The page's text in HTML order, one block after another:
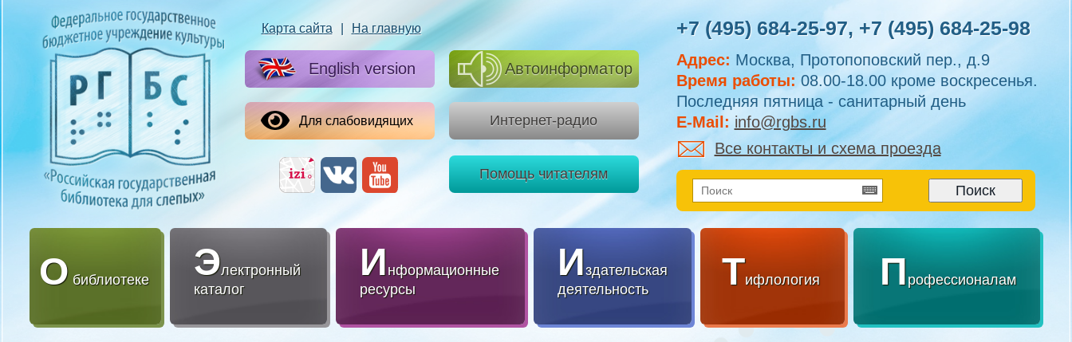
Карта сайта На главную
English version
Для слабовидящих
Автоинформатор
Интернет-радио
Помощь читателям
+7 (495) 684-25-97, +7 (495) 684-25-98
Адрес: Москва, Протопоповский пер., д.9
Время работы: 08.00-18.00 кроме воскресенья.
Последняя пятница - санитарный день
E-Mail: info@rgbs.ru
Все контакты и схема проезда
О библиотеке Электронный
каталог
Информационные
ресурсы
Издательская
деятельность
Тифлология Профессионалам